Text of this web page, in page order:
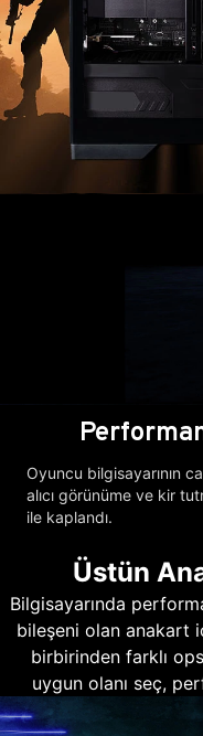
Oyuncu bilgisayarının
alıcı görünüme ve kir
ile kaplandı.
Üstün
Bilgisayarında
bileşeni olan anakart
birbirinden farklı
uygun olanı seç,